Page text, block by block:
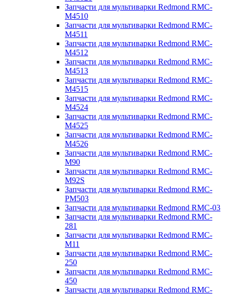
Запчасти для мультиварки Redmond RMC-
M4510
Запчасти для мультиварки Redmond RMC-
M4511
Запчасти для мультиварки Redmond RMC-
M4512
Запчасти для мультиварки Redmond RMC-
M4513
Запчасти для мультиварки Redmond RMC-
M4515
Запчасти для мультиварки Redmond RMC-
M4524
Запчасти для мультиварки Redmond RMC-
M4525
Запчасти для мультиварки Redmond RMC-
M4526
Запчасти для мультиварки Redmond RMC-
M90
Запчасти для мультиварки Redmond RMC-
M92S
Запчасти для мультиварки Redmond RMC-
PM503
Запчасти для мультиварки Redmond RMC-03
Запчасти для мультиварки Redmond RMC-
281
Запчасти для мультиварки Redmond RMC-
M11
Запчасти для мультиварки Redmond RMC-
250
Запчасти для мультиварки Redmond RMC-
450
Запчасти для мультиварки Redmond RMC-